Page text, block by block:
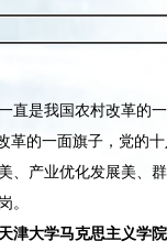
直是我国农村改革的
革的一面旗子，党的
、产业优化发展美、
。
义学院院长